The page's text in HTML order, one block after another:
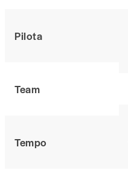
Pilota
Team
Tempo